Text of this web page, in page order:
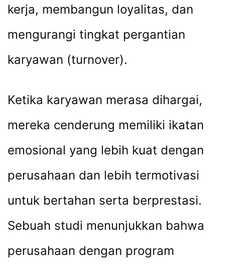
kerja, membangun loyalitas, dan
mengurangi tingkat pergantian
karyawan (turnover).
Ketika karyawan merasa dihargai,
mereka cenderung memiliki ikatan
emosional yang lebih kuat dengan
perusahaan dan lebih termotivasi
untuk bertahan serta berprestasi.
Sebuah studi menunjukkan bahwa
perusahaan dengan program